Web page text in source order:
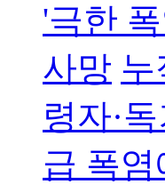
'극한
사망 누
령자·
급 폭